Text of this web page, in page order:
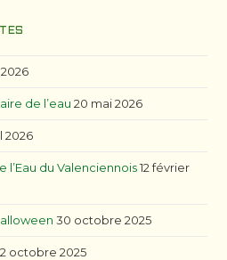
de l’eau 20 mai 2026
2026
l’Eau du Valenciennois 12 février
30 octobre 2025
octobre 2025